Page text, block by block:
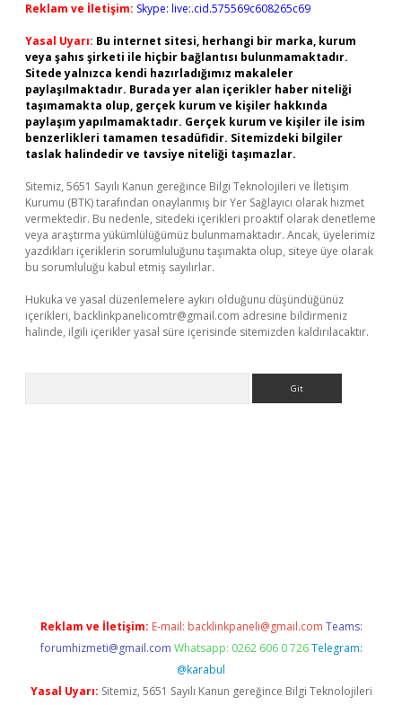
Reklam ve İletişim: Skype: live:.cid.575569c608265c69
Yasal Uyarı: Bu internet sitesi, herhangi bir marka, kurum
veya şahıs şirketi ile hiçbir bağlantısı bulunmamaktadır.
Sitede yalnızca kendi hazırladığımız makaleler
paylaşılmaktadır. Burada yer alan içerikler haber niteliği
taşımamakta olup, gerçek kurum ve kişiler hakkında
paylaşım yapılmamaktadır. Gerçek kurum ve kişiler ile isim
benzerlikleri tamamen tesadüfidir. Sitemizdeki bilgiler
taslak halindedir ve tavsiye niteliği taşımazlar.
Sitemiz, 5651 Sayılı Kanun gereğince Bilgi Teknolojileri ve İletişim
Kurumu (BTK) tarafından onaylanmış bir Yer Sağlayıcı olarak hizmet
vermektedir. Bu nedenle, sitedeki içerikleri proaktif olarak denetleme
veya araştırma yükümlülüğümüz bulunmamaktadır. Ancak, üyelerimiz
yazdıkları içeriklerin sorumluluğunu taşımakta olup, siteye üye olarak
bu sorumluluğu kabul etmiş sayılırlar.
Hukuka ve yasal düzenlemelere aykırı olduğunu düşündüğünüz
içerikleri, backlinkpanelicomtr@gmail.com adresine bildirmeniz
halinde, ilgili içerikler yasal süre içerisinde sitemizden kaldırılacaktır.
Reklam ve İletişim: E-mail: backlinkpaneli@gmail.com Teams:
forumhizmeti@gmail.com Whatsapp: 0262 606 0 726 Telegram:
@karabul
Yasal Uyarı: Sitemiz, 5651 Sayılı Kanun gereğince Bilgi Teknolojileri